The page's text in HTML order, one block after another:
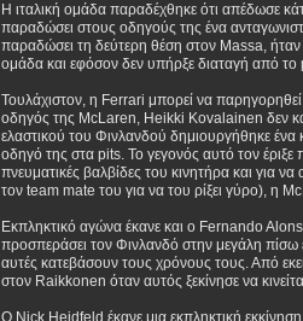
Η ιταλική ομάδα παραδέχθηκε ότι απέδωσε
παραδώσει στους οδηγούς της ένα
παραδώσει τη δεύτερη θέση στον Massa,
ομάδα και εφόσον δεν υπήρξε διαταγή από το
Τουλάχιστον, η Ferrari μπορεί να
οδηγός της McLaren, Heikki Kovalainen δεν
ελαστικού του Φινλανδού δημιουργήθηκε
οδηγό της στα pits. To γεγονός αυτό τον
πνευματικές βαλβίδες του κινητήρα και για
τον team mate του για να του ρίξει γύρο), η
Eκπληκτικό αγώνα έκανε και ο Fernando
προσπεράσει τον Φινλανδό στην μεγάλη πίσω
αυτές κατεβάσουν τους χρόνους τους. Από
στον Raikkonen όταν αυτός ξεκίνησε να
Ο Nick Heidfeld έκανε μια εκπληκτική εκκίνηση,